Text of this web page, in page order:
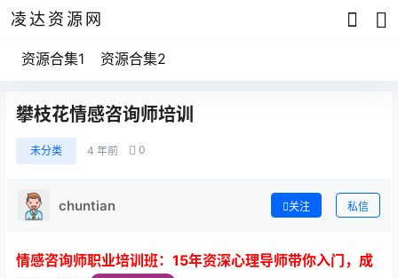
凌达资源网
资源合集1 资源合集2
攀枝花情感咨询师培训
未分类 4 年前 0
chuntian 关注 私信
情感咨询师职业培训班：15年资深心理导师带你入门，成